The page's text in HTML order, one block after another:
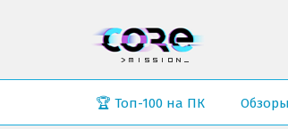
🏆 Топ-100 на ПК